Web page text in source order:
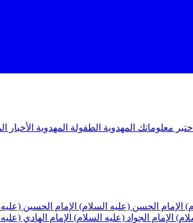
اختبر معلوماتك المهدوية الطفولة المهدوية الأخبار
الإمام الحسن (عليه السلام) الإمام الحسين
الإمام الجواد (عليه السلام) الإمام الهادي